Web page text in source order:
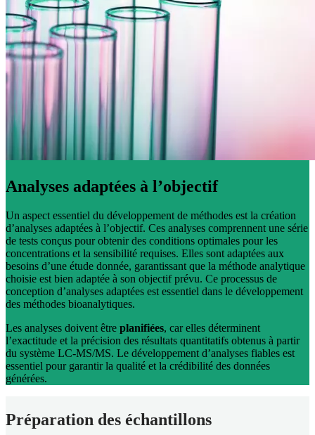
Analyses adaptées à l’objectif
Un aspect essentiel du développement de méthodes est la création
d’analyses adaptées à l’objectif. Ces analyses comprennent une série
de tests conçus pour obtenir des conditions optimales pour les
concentrations et la sensibilité requises. Elles sont adaptées aux
besoins d’une étude donnée, garantissant que la méthode analytique
choisie est bien adaptée à son objectif prévu. Ce processus de
conception d’analyses adaptées est essentiel dans le développement
des méthodes bioanalytiques.
Les analyses doivent être planifiées, car elles déterminent
l’exactitude et la précision des résultats quantitatifs obtenus à partir
du système LC-MS/MS. Le développement d’analyses fiables est
essentiel pour garantir la qualité et la crédibilité des données
générées.
Préparation des échantillons